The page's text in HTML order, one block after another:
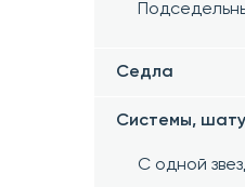
Седла
Системы,
С одной